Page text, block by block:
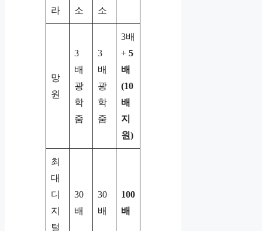
라
소
소
망
원
3
배
광
학
줌
3
배
광
학
줌
3배
+ 5
배
(10
배
지
원)
최
대
디
지
털
30
배
30
배
100
배